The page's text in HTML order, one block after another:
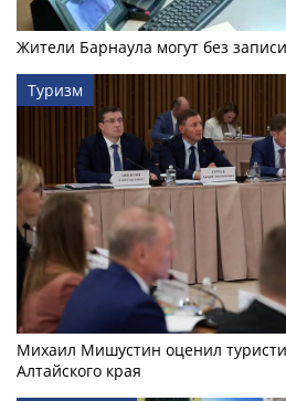
Жители Барнаула могут без
Туризм
Михаил Мишустин оценил
Алтайского края